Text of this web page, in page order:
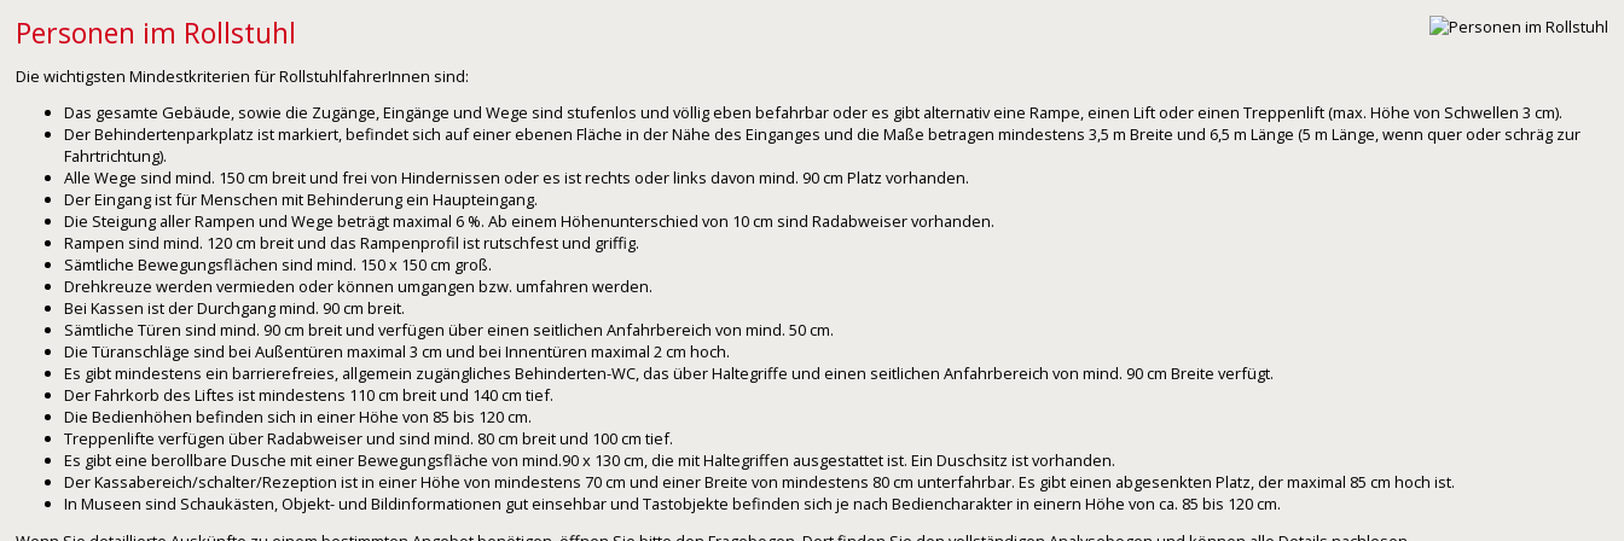
Personen im Rollstuhl
Die wichtigsten Mindestkriterien für RollstuhlfahrerInnen sind:
Das gesamte Gebäude, sowie die Zugänge, Eingänge und Wege sind stufenlos und völlig eben befahrbar oder es gibt alternativ eine Rampe, einen Lift oder einen Treppenlift (max. Höhe von Schwellen 3 cm).
Der Behindertenparkplatz ist markiert, befindet sich auf einer ebenen Fläche in der Nähe des Einganges und die Maße betragen mindestens 3,5 m Breite und 6,5 m Länge (5 m Länge, wenn quer oder schräg zur
Fahrtrichtung).
Alle Wege sind mind. 150 cm breit und frei von Hindernissen oder es ist rechts oder links davon mind. 90 cm Platz vorhanden.
Der Eingang ist für Menschen mit Behinderung ein Haupteingang.
Die Steigung aller Rampen und Wege beträgt maximal 6 %. Ab einem Höhenunterschied von 10 cm sind Radabweiser vorhanden.
Rampen sind mind. 120 cm breit und das Rampenprofil ist rutschfest und griffig.
Sämtliche Bewegungsflächen sind mind. 150 x 150 cm groß.
Drehkreuze werden vermieden oder können umgangen bzw. umfahren werden.
Bei Kassen ist der Durchgang mind. 90 cm breit.
Sämtliche Türen sind mind. 90 cm breit und verfügen über einen seitlichen Anfahrbereich von mind. 50 cm.
Die Türanschläge sind bei Außentüren maximal 3 cm und bei Innentüren maximal 2 cm hoch.
Es gibt mindestens ein barrierefreies, allgemein zugängliches Behinderten-WC, das über Haltegriffe und einen seitlichen Anfahrbereich von mind. 90 cm Breite verfügt.
Der Fahrkorb des Liftes ist mindestens 110 cm breit und 140 cm tief.
Die Bedienhöhen befinden sich in einer Höhe von 85 bis 120 cm.
Treppenlifte verfügen über Radabweiser und sind mind. 80 cm breit und 100 cm tief.
Es gibt eine berollbare Dusche mit einer Bewegungsfläche von mind.90 x 130 cm, die mit Haltegriffen ausgestattet ist. Ein Duschsitz ist vorhanden.
Der Kassabereich/schalter/Rezeption ist in einer Höhe von mindestens 70 cm und einer Breite von mindestens 80 cm unterfahrbar. Es gibt einen abgesenkten Platz, der maximal 85 cm hoch ist.
In Museen sind Schaukästen, Objekt- und Bildinformationen gut einsehbar und Tastobjekte befinden sich je nach Bediencharakter in einern Höhe von ca. 85 bis 120 cm.